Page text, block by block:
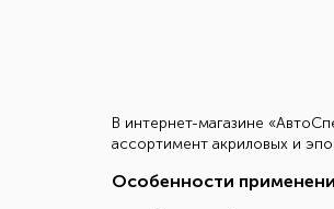
В интернет-магазине
ассортимент акриловых и
Особенности